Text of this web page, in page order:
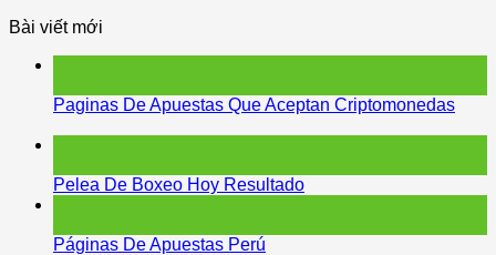
Bài viết mới
Paginas De Apuestas Que Aceptan Criptomonedas
Pelea De Boxeo Hoy Resultado
Páginas De Apuestas Perú